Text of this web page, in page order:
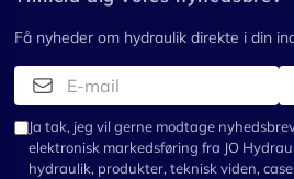
Få nyheder om hydraulik direkte i din
Ja tak, jeg vil gerne modtage
elektronisk markedsføring fra JO
hydraulik, produkter, teknisk viden,